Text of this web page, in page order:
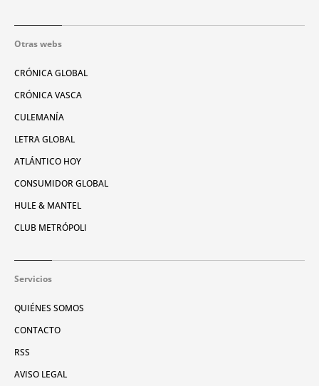
Otras webs
CRÓNICA GLOBAL
CRÓNICA VASCA
CULEMANÍA
LETRA GLOBAL
ATLÁNTICO HOY
CONSUMIDOR GLOBAL
HULE & MANTEL
CLUB METRÓPOLI
Servicios
QUIÉNES SOMOS
CONTACTO
RSS
AVISO LEGAL